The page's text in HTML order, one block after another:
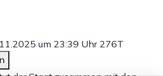
um 23:39 Uhr 276T